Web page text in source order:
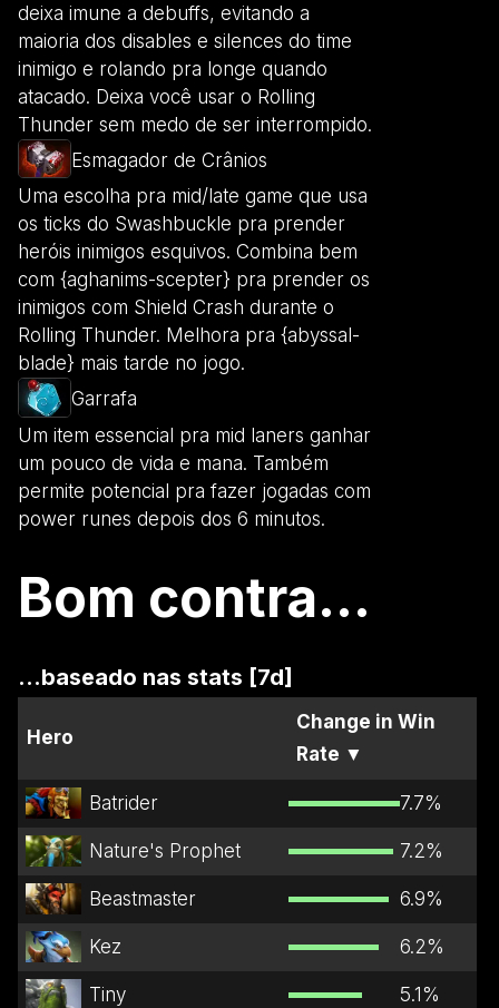
deixa imune a debuffs, evitando a
maioria dos disables e silences do time
inimigo e rolando pra longe quando
atacado. Deixa você usar o Rolling
Thunder sem medo de ser interrompido.
Esmagador de Crânios
Uma escolha pra mid/late game que usa
os ticks do Swashbuckle pra prender
heróis inimigos esquivos. Combina bem
com {aghanims-scepter} pra prender os
inimigos com Shield Crash durante o
Rolling Thunder. Melhora pra {abyssal-
blade} mais tarde no jogo.
Garrafa
Um item essencial pra mid laners ganhar
um pouco de vida e mana. Também
permite potencial pra fazer jogadas com
power runes depois dos 6 minutos.
Bom contra...
...baseado nas stats [7d]
Hero
Change in Win
Rate ▼
Batrider 7.7%
Nature's Prophet 7.2%
Beastmaster 6.9%
Kez 6.2%
Tiny 5.1%